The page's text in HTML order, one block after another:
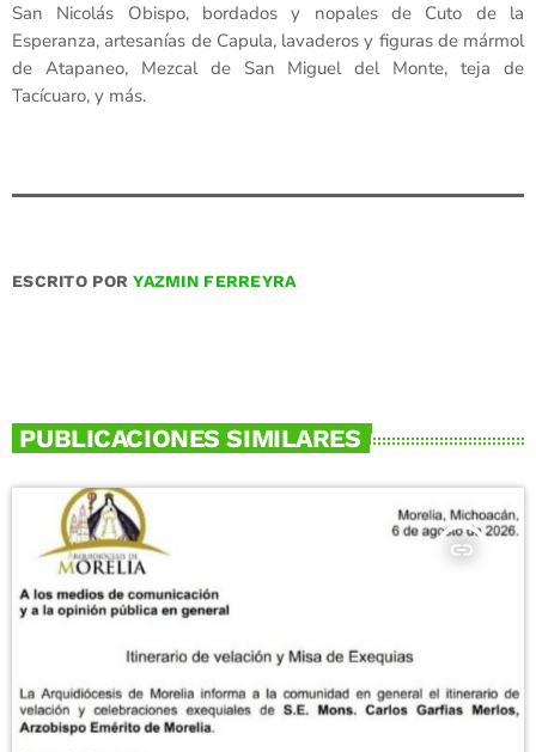
San Nicolás Obispo, bordados y nopales de Cuto de la
Esperanza, artesanías de Capula, lavaderos y figuras de mármol
de Atapaneo, Mezcal de San Miguel del Monte, teja de
Tacícuaro, y más.
ESCRITO PORYAZMIN FERREYRA
PUBLICACIONES SIMILARES
insert_link